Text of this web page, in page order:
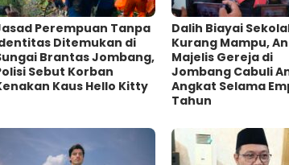
Perempuan Tanpa
Ditemukan di
Brantas Jombang,
Sebut Korban
Kaus Hello Kitty
Dalih Biayai
Kurang Mampu,
Majelis Gereja di
Jombang Cabuli
Angkat Selama
Tahun